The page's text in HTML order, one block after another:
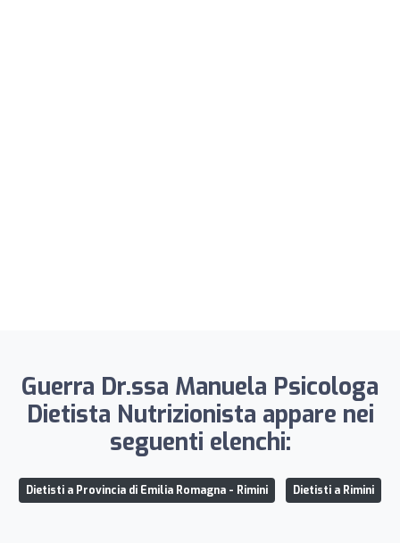
Guerra Dr.ssa Manuela Psicologa
Dietista Nutrizionista appare nei
seguenti elenchi:
Dietisti a Provincia di Emilia Romagna - Rimini Dietisti a Rimini